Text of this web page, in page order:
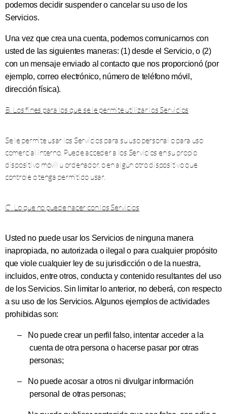
podemos decidir suspender o cancelar su uso de los
Servicios.
Una vez que crea una cuenta, podemos comunicarnos con
usted de las siguientes maneras: (1) desde el Servicio, o (2)
con un mensaje enviado al contacto que nos proporcionó (por
ejemplo, correo electrónico, número de teléfono móvil,
dirección física).
B. Los fines para los que se le permite utilizar los Servicios
Se le permite usar los Servicios para su uso personal o para uso
comercial interno. Puede acceder a los Servicios en su propio
dispositivo móvil u ordenador, o en algún otro dispositivo que
controle o tenga permitido usar.
C. Lo que no puede hacer con los Servicios
Usted no puede usar los Servicios de ninguna manera
inapropiada, no autorizada o ilegal o para cualquier propósito
que viole cualquier ley de su jurisdicción o de la nuestra,
incluidos, entre otros, conducta y contenido resultantes del uso
de los Servicios. Sin limitar lo anterior, no deberá, con respecto
a su uso de los Servicios. Algunos ejemplos de actividades
prohibidas son:
–
No puede crear un perfil falso, intentar acceder a la
cuenta de otra persona o hacerse pasar por otras
personas;
– No puedeacosar a otros ni divulgar información
personal de otras personas;